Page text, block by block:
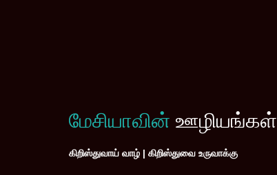
மேசியாவின் ஊழியங்கள்
கிறிஸ்துவாய் வாழ் | கிறிஸ்துவை உருவாக்கு